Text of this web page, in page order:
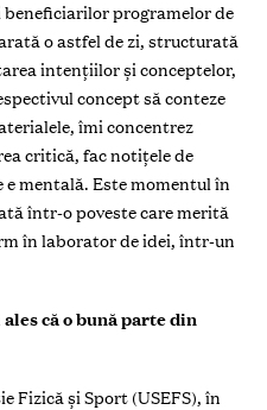
programelor de
o astfel de zi, structurată
intențiilor și conceptelor,
concept să conteze
îmi concentrez
critică, fac notițele de
mentală. Este momentul în
într-o poveste care merită
în laborator de idei, într-un
că o bună parte din
Fizică și Sport (USEFS), în